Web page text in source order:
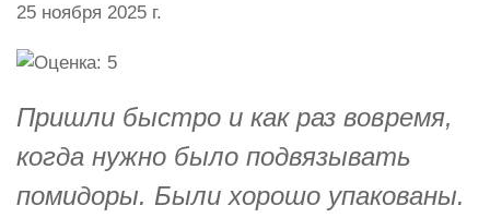
25 ноября 2025 г.
Пришли быстро и как раз вовремя,
когда нужно было подвязывать
помидоры. Были хорошо упакованы.